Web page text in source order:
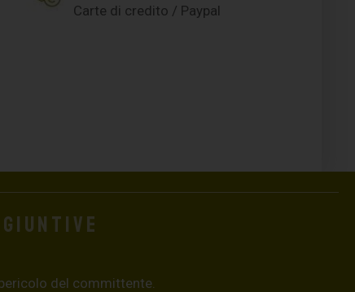
Carte di credito / Paypal
del committente.